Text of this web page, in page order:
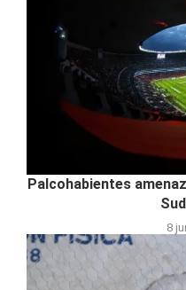
Palcohabientes
8